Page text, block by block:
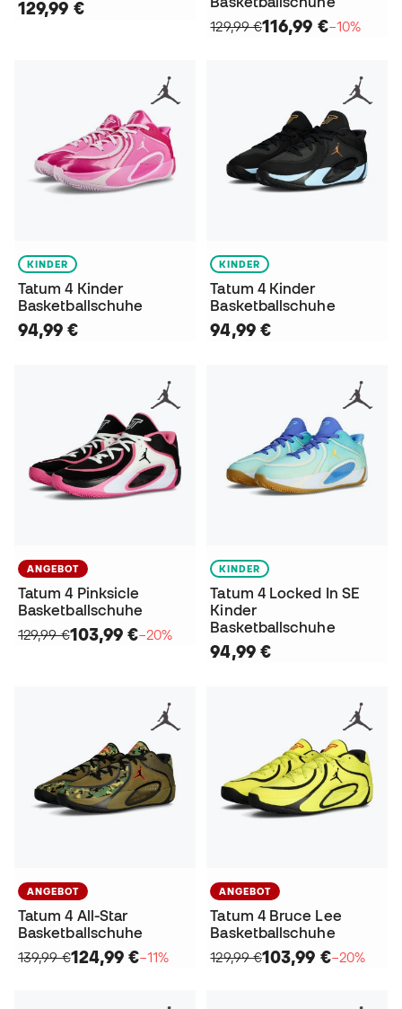
129,99 €
129,99 €116,99 €−10%
KINDER
Tatum 4 Kinder
Basketballschuhe
94,99 €
KINDER
Tatum 4 Kinder
Basketballschuhe
94,99 €
ANGEBOT
Tatum 4 Pinksicle
Basketballschuhe
129,99 €103,99 €−20%
KINDER
Tatum 4 Locked In SE
Kinder
Basketballschuhe
94,99 €
ANGEBOT
Tatum 4 All-Star
Basketballschuhe
139,99 €124,99 €−11%
ANGEBOT
Tatum 4 Bruce Lee
Basketballschuhe
129,99 €103,99 €−20%